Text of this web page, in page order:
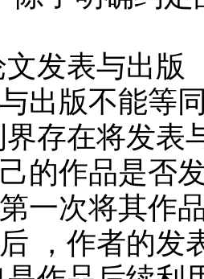
发表与出版
出版不能等
界存在将发表
的作品是否
一次将其作
，作者的发